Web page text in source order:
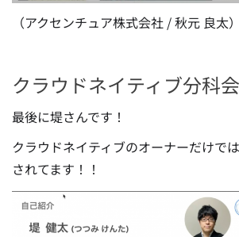
（アクセンチュア株式会社 / 秋元 良太）
クラウドネイティブ分科会
最後に堤さんです！
クラウドネイティブのオーナーだけで
されてます！！